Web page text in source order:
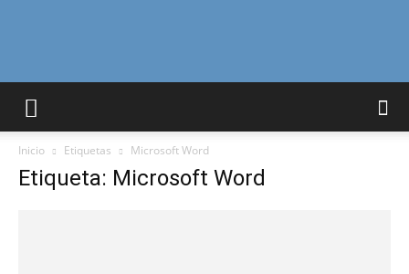
Curiosidades
Inicio Etiquetas Microsoft Word
Etiqueta: Microsoft Word